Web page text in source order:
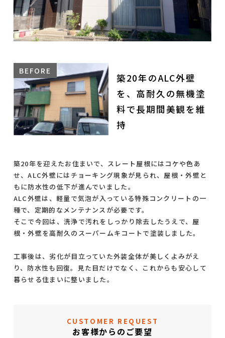
築20年のALC外壁
を、高耐久の無機塗
料で長期間美観を維
持
築20年を迎えたお住まいで、スレート屋根にはコケや色あ
せ、ALC外壁にはチョーキング現象が見られ、屋根・外壁と
もに防水性の低下が進んでいました。
ALC外壁は、軽量で気泡が入っている特殊コンクリートの一
種で、定期的なメンテナンスが必要です。
そこで今回は、洗浄で汚れをしっかり除去したうえで、屋
根・外壁を高耐久のスーパームキコートで塗装しました。
工事後は、劣化が目立っていた外装全体が美しくよみがえ
り、防水性も回復。見た目だけでなく、これからも安心して
暮らせる住まいに整いました。
CUSTOMER REQUEST
お客様からのご要望